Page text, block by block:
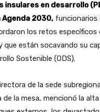
insulares en desarrollo
Agenda 2030,funcionarios
los retos específicos
que están socavando su
Sostenible (ODS).
de la sede
de la mesa, mencionó la